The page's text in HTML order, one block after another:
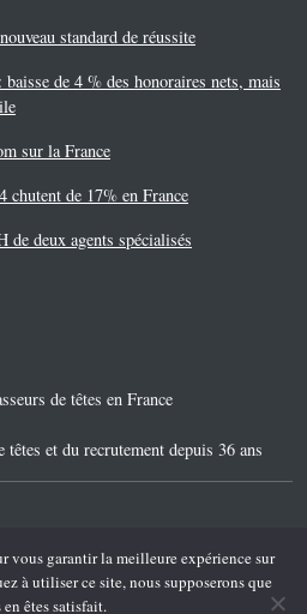
standard de réussite
de 4 % des honoraires nets, mais
sur la France
chutent de 17% en France
deux agents spécialisés
de têtes en France
et du recrutement depuis 36 ans
vous garantir la meilleure expérience sur
à utiliser ce site, nous supposerons que
en êtes satisfait.